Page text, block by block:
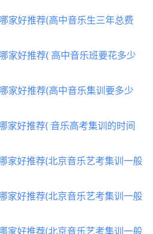
家好推荐(高中音乐生三年总费
家好推荐( 高中音乐班要花多少
家好推荐(高中音乐集训要多少
家好推荐( 音乐高考集训的时间
家好推荐(北京音乐艺考集训一般
家好推荐(北京音乐艺考集训一般
家好推荐(北京音乐艺考集训一般